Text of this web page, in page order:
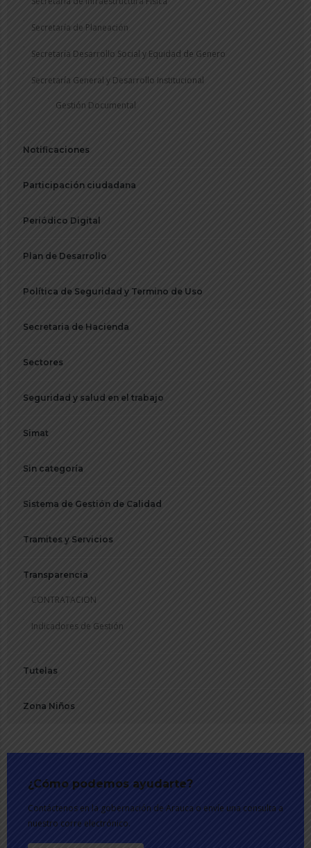
Secretaría de Planeación
Secretaría Desarrollo Social y Equidad de Genero
Secretaría General y Desarrollo Institucional
Gestión Documental
Notificaciones
Participación ciudadana
Periódico Digital
Plan de Desarrollo
Política de Seguridad y Termino de Uso
Secretaria de Hacienda
Sectores
Seguridad y salud en el trabajo
Simat
Sin categoría
Sistema de Gestión de Calidad
Tramites y Servicios
Transparencia
CONTRATACION
Indicadores de Gestión
Tutelas
Zona Niños
¿Cómo podemos ayudarte?
Contáctenos en la gobernación de Arauca o envíe una consulta a
nuestro corre electrónico.